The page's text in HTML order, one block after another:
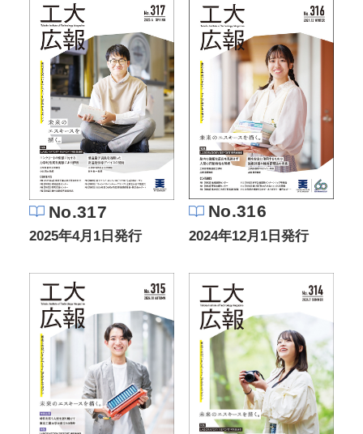
No.317
2025年4月1日発行
No.316
2024年12月1日発行